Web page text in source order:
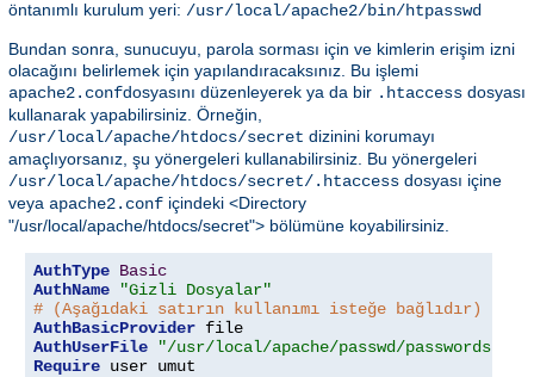
öntanımlı kurulum yeri: /usr/local/apache2/bin/htpasswd
Bundan sonra, sunucuyu, parola sorması için ve kimlerin erişim izni
olacağını belirlemek için yapılandıracaksınız. Bu işlemi
apache2.confdosyasını düzenleyerek ya da bir .htaccess dosyası
kullanarak yapabilirsiniz. Örneğin,
/usr/local/apache/htdocs/secret dizinini korumayı
amaçlıyorsanız, şu yönergeleri kullanabilirsiniz. Bu yönergeleri
/usr/local/apache/htdocs/secret/.htaccess dosyası içine
veya apache2.conf içindeki <Directory
"/usr/local/apache/htdocs/secret"> bölümüne koyabilirsiniz.
AuthType Basic
AuthName
"Gizli Dosyalar"
# (Aşağıdaki satırın kullanımı isteğe bağlıdır)
AuthBasicProvider
AuthUserFile
"/usr/local/apache/passwd/passwords"
Require user umut